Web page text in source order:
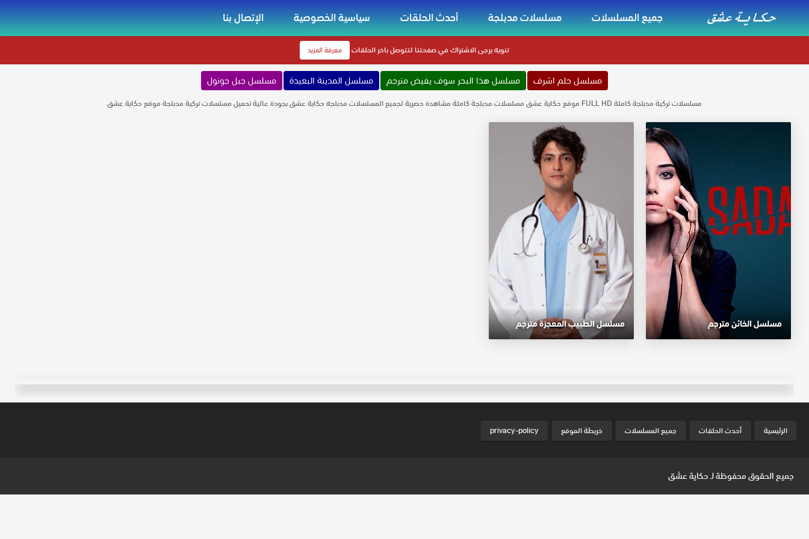
جميع المسلسلات مسلسلات مدبلجة أحدث الحلقات سياسية الخصوصية الإتصال بنا
تنويهيرجى الاشتراك في صفحتنا لتتوصل باخر الحلقات معرفة المزيد
مسلسل حلم اشرف مسلسل هذا البحر سوف يفيض مترجم مسلسل المدينة البعيدة مسلسل جبل جونول
مسلسلات تركية مدبلجة كاملة FULL HD موقع حكاية عشق مسلسلات مدبلجة كاملة مشاهدة حصرية لجميع المسلسلات مدبلجه حكاية عشق بجودة عالية تحميل مسلسلات تركية مدبلجة موقع حكاية عشق
مسلسل الخائن مترجم مسلسل الطبيب المعجزة مترجم
الرئيسية أحدث الحلقات جميع المسلسلات خريطة الموقع privacy-policy
جميع الحقوق محفوظة لـحكاية عشق